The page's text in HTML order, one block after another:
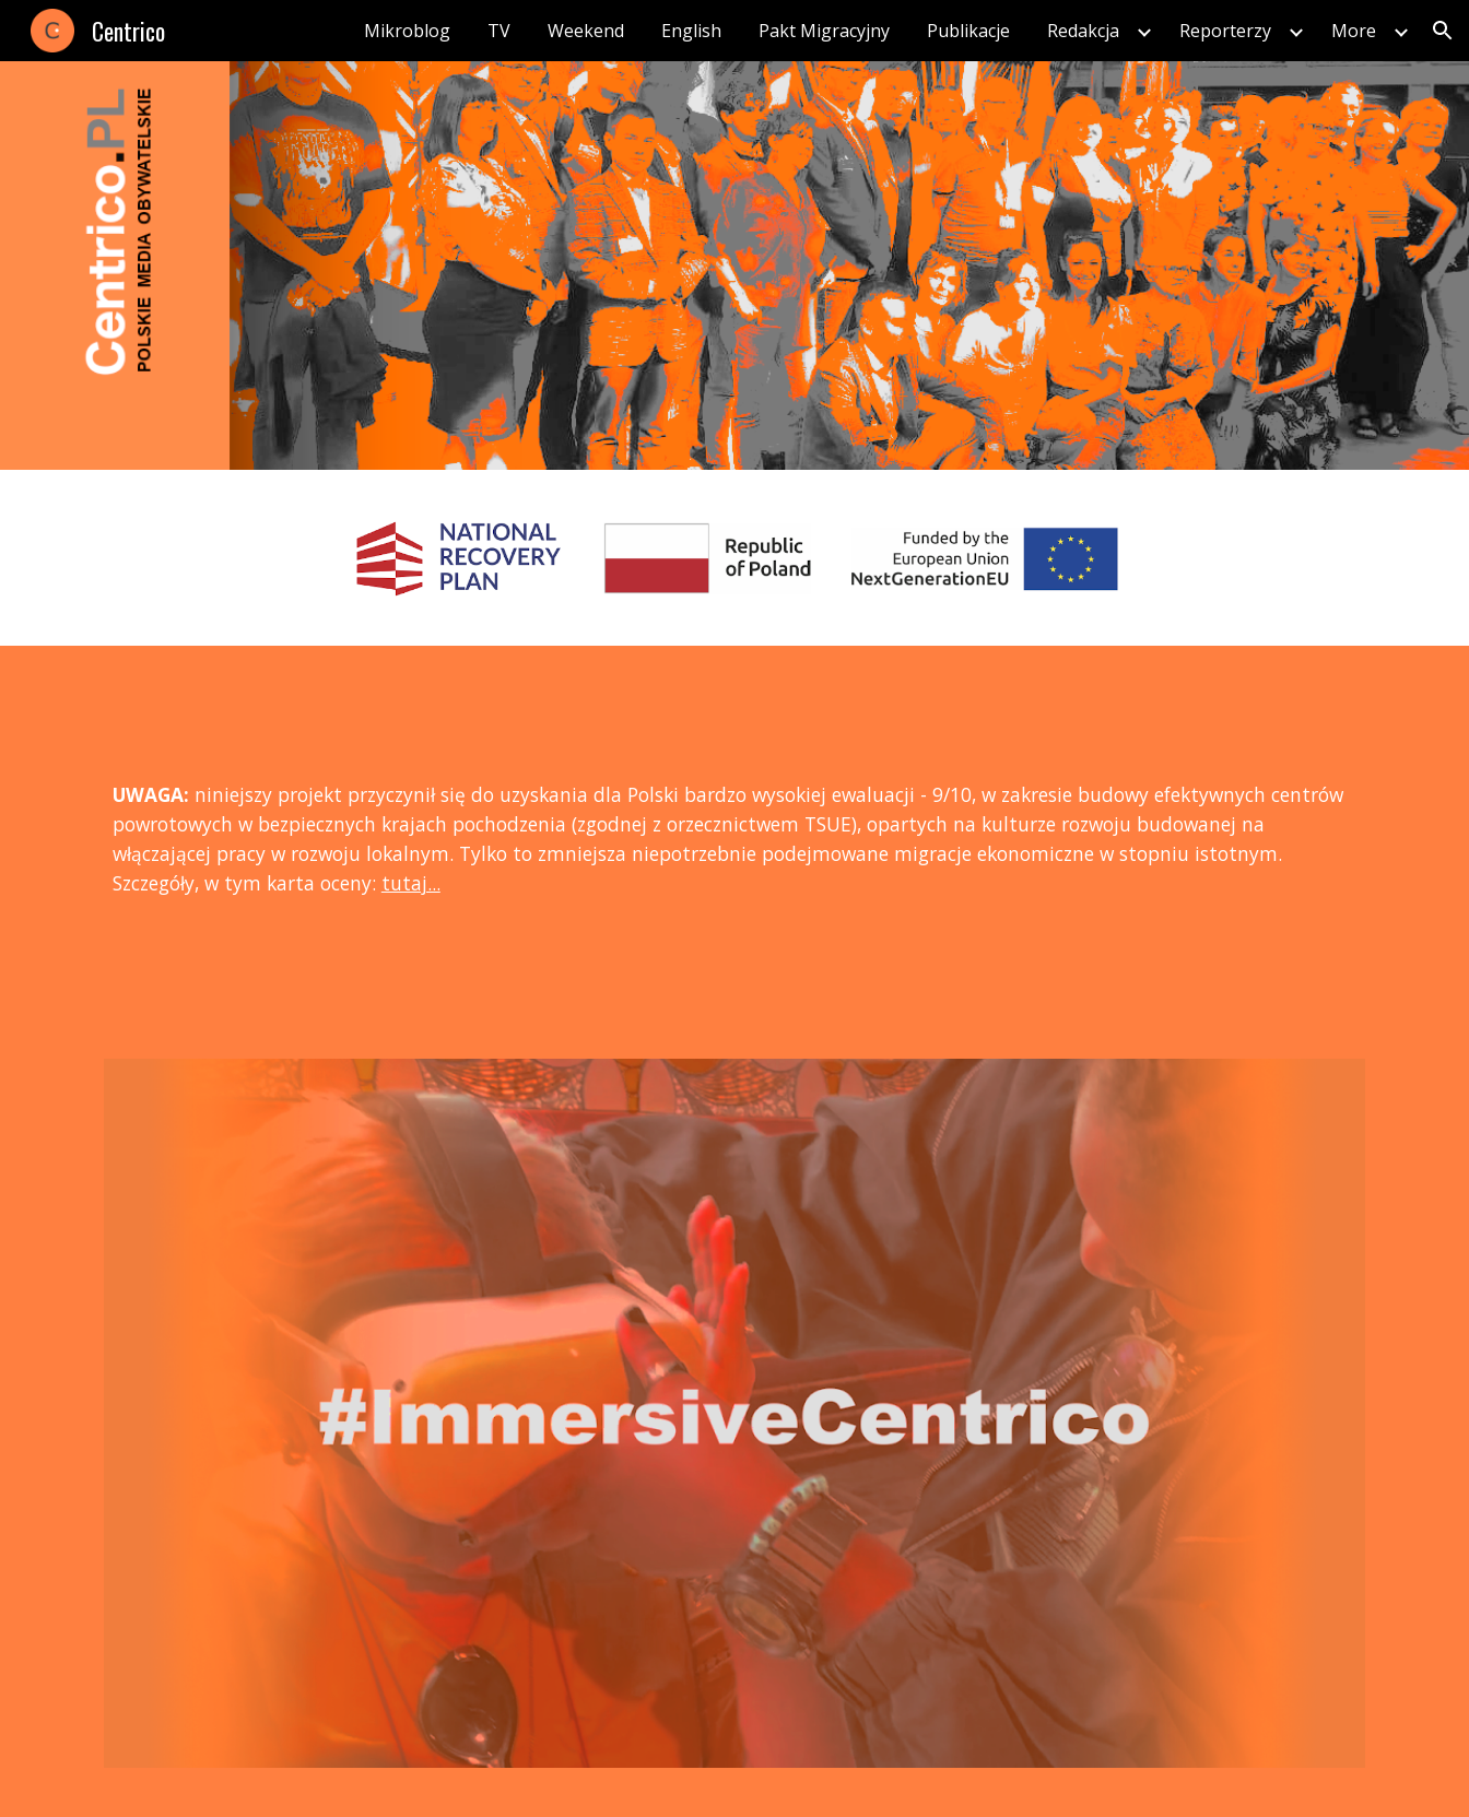
Skip to main content Skip to navigation
Centrico Mikroblog TV Weekend English Pakt Migracyjny Publikacje Redakcja Reporterzy More
UWAGA: niniejszy projekt przyczynił się do uzyskania dla Polski bardzo wysokiej ewaluacji - 9/10, w zakresie budowy efektywnych centrów
powrotowych w bezpiecznych krajach pochodzenia (zgodnej z orzecznictwem TSUE), opartych na kulturze rozwoju budowanej na
włączającej pracy w rozwoju lokalnym. Tylko to zmniejsza niepotrzebnie podejmowane migracje ekonomiczne w stopniu istotnym.
Szczegóły, w tym karta oceny: tutaj...